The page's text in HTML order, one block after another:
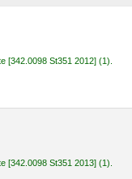
[342.0098 St351 2012] (1).
[342.0098 St351 2013] (1).